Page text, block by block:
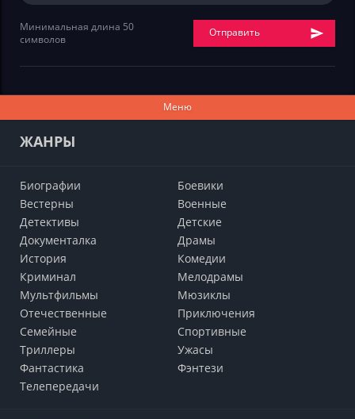
Минимальная длина 50
символов
Отправить
Меню
ЖАНРЫ
Биографии
Боевики
Вестерны
Военные
Детективы
Детские
Документалка
Драмы
История
Комедии
Криминал
Мелодрамы
Мультфильмы
Мюзиклы
Отечественные
Приключения
Семейные
Cпортивные
Триллеры
Ужасы
Фантастика
Фэнтези
Телепередачи